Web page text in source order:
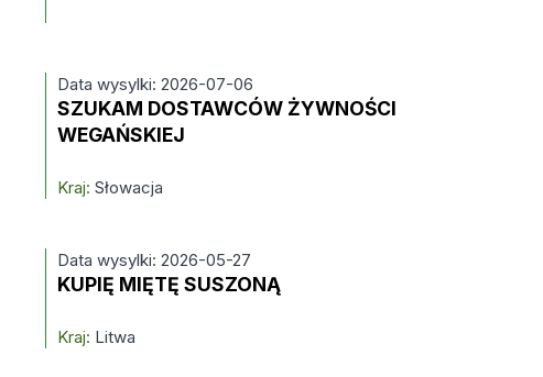
Data wysylki: 2026-07-06
SZUKAM DOSTAWCÓW ŻYWNOŚCI
WEGAŃSKIEJ
Kraj: Słowacja
Data wysylki: 2026-05-27
KUPIĘ MIĘTĘ SUSZONĄ
Kraj: Litwa